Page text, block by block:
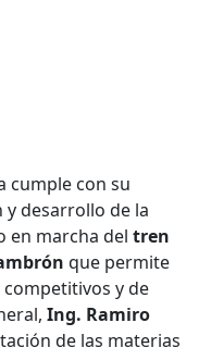
cumple con su
desarrollo de la
en marcha deltren
que permite
y de
Ing. Ramiro
de las materias